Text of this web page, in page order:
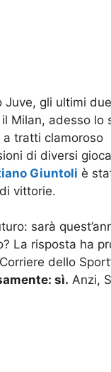
Juve, gli ultimi
Milan, adesso lo
tratti clamoroso
di diversi
Giuntoli è
vittorie.
sarà
La risposta ha
dello
sì. Anzi,